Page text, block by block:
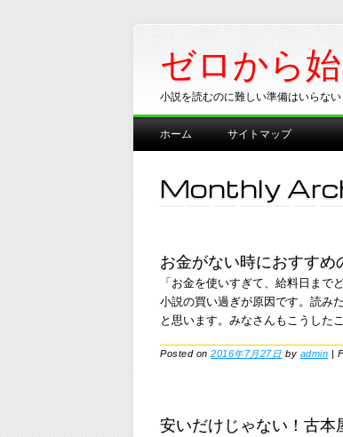
ゼロから
小説を読むのに難しい準備はいらな
Main menu
Skip
ホーム サイトマップ
Monthly
お金がない時におすすめ
「お金を使いすぎて、給料日まで
小説の買い過ぎが原因です。読み
と思います。みなさんもこうした
Posted on2016年7月27日 by admin |
安いだけじゃない！古本